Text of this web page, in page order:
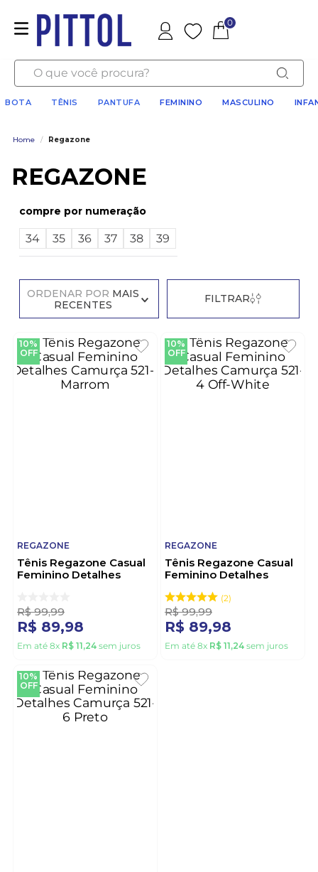
Favoritos
0
O que você procura?
BOTA TÊNIS PANTUFA FEMININO MASCULINO
Home / Regazone
REGAZONE
numeração
34 35 36 37 38 39
ORDENAR POR MAIS
RECENTES
FILTRAR
10%
OFF
REGAZONE
Tênis Regazone Casual
Feminino Detalhes
R$ 99,99
R$ 89,98
Em até 8x R$ 11,24 sem juros
10%
OFF
REGAZONE
Tênis Regazone Casual
Feminino Detalhes
White
2
R$ 99,99
R$ 89,98
Em até 8x R$ 11,24 sem juros
10%
OFF